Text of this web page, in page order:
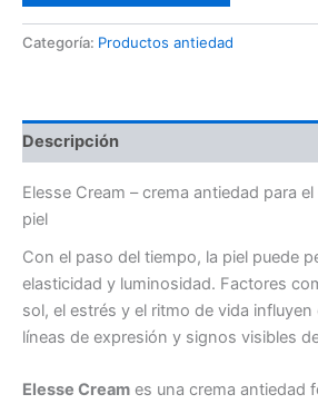
Categoría: Productos antiedad
Descripción
Elesse Cream – crema antiedad para
piel
Con el paso del tiempo, la piel puede
elasticidad y luminosidad. Factores
sol, el estrés y el ritmo de vida
líneas de expresión y signos visibles
Elesse Cream es una crema antiedad